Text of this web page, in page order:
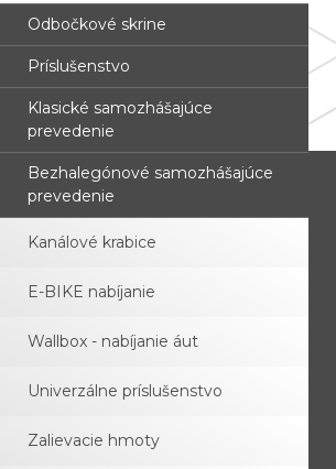
Odbočkové skrine
Príslušenstvo
Klasické samozhášajúce
prevedenie
Bezhalegónové samozhášajúce
prevedenie
Kanálové krabice
E-BIKE nabíjanie
Wallbox - nabíjanie áut
Univerzálne príslušenstvo
Zalievacie hmoty